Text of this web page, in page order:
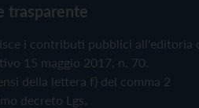
trasparente
i contributi pubblici all'editoria
15 maggio 2017, n. 70.
della lettera f) del comma 2
decreto Lgs.